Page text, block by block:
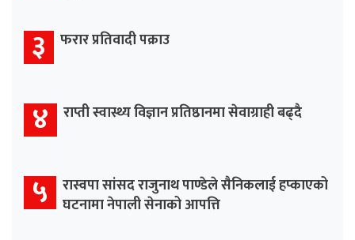
३ फरार प्रतिवादी पक्राउ
४ राप्ती स्वास्थ्य विज्ञान प्रतिष्ठानमा सेवाग्राही बढ्दै
५ रास्वपा सांसद राजुनाथ पाण्डेले सैनिकलाई हप्काएको
घटनामा नेपाली सेनाको आपत्ति